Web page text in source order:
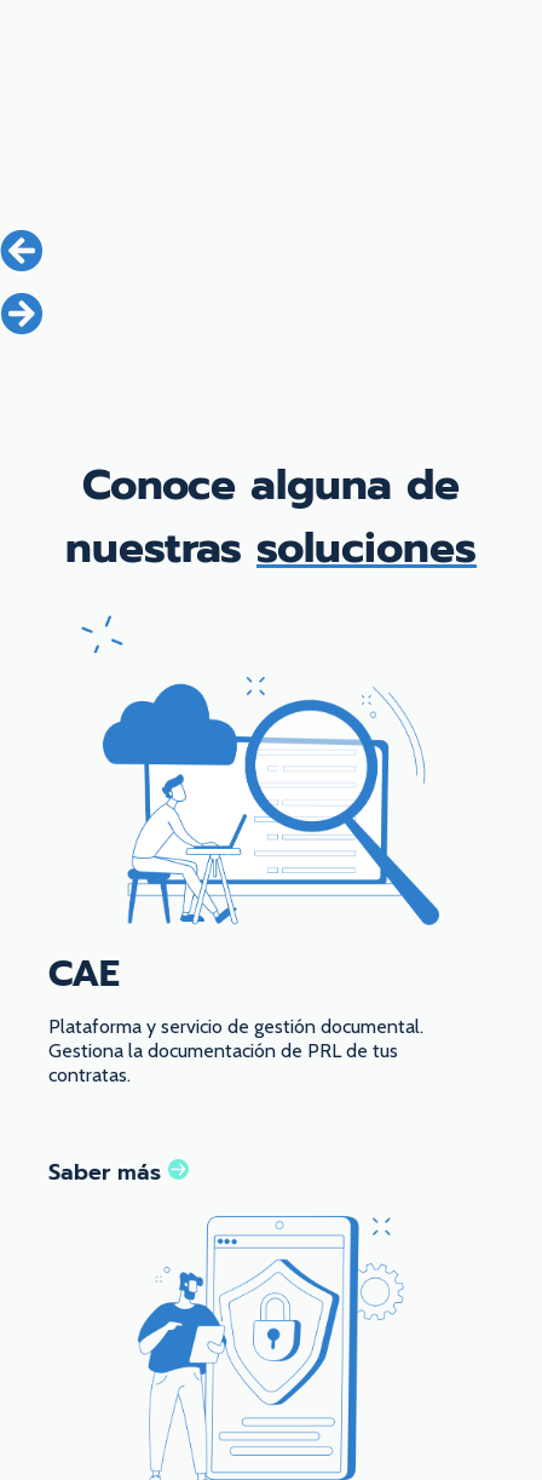
Conoce alguna de
nuestras soluciones
CAE
Plataforma y servicio de gestión documental.
Gestiona la documentación de PRL de tus
contratas.
Saber más